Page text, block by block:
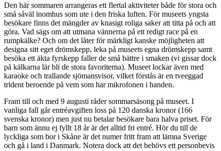
Den här sommaren arrangeras ett flertal aktiviteter både för stora och
små såväl inomhus som ute i den friska luften. För museets yngsta
besökare finns det mängder av knasigt roliga saker att titta på och att
göra. Vad sägs om att utmana vännerna på ett redigt race på en
rumpkälke? Och om det låter för märkligt kanske möjligheten att
designa sitt eget drömskepp, leka på museets egna drömskepp samt
besöka ett äkta fyrskepp faller de små bättre i smaken (vi gissar dock
på kälkarna lär bli de stora favoriterna). Museet lockar även med
karaoke och trallande sjömansvisor, vilket förstås är en tveeggad
trident beroende på vem som har mikrofonen i handen.
Fram till och med 9 augusti råder sommarsäsong på museet. I
vanliga fall går entréavgiften loss på 120 danska kronor (166
svenska kronor) men just nu betalar besökare bara halva priset. För
barn som ännu ej fyllt 18 år är det alltid fri entré. Hör du till de
lyckliga som bor i Skåne är det numer fritt fram att lämna Sverige
och gå i land i Danmark. Notera dock att det behövs ett personbevis